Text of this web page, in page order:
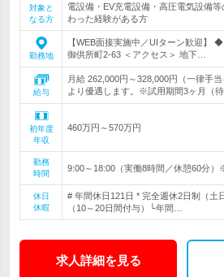
対象と
なる方
電設備・EV充電設備・高圧電気設備
わった経験がある方
勤務地
【WEB面接実施中／UIターン歓迎】
御供所町2-63 ＜アクセス＞ 地下…
給与
月給 262,000円～328,000円（一律手
より優遇します。※試用期間3ヶ月（
初年度
年収
460万円～570万円
勤務
時間
9:00～18:00（実働8時間／休憩60分
休日
休暇
# 年間休日121日 * 完全週休2日制（土
（10～20日間付与）└年間…
求人詳細を見る